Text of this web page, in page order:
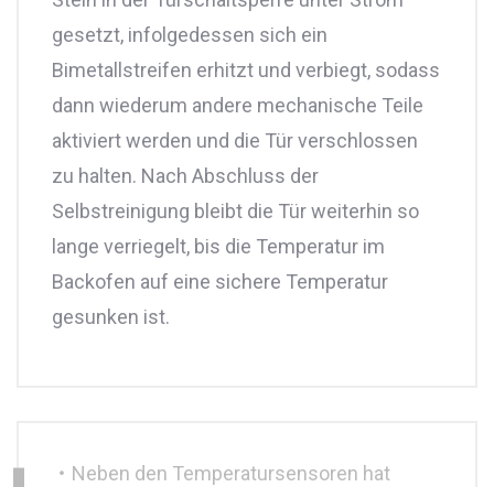
gesetzt, infolgedessen sich ein
Bimetallstreifen erhitzt und verbiegt, sodass
dann wiederum andere mechanische Teile
aktiviert werden und die Tür verschlossen
zu halten. Nach Abschluss der
Selbstreinigung bleibt die Tür weiterhin so
lange verriegelt, bis die Temperatur im
Backofen auf eine sichere Temperatur
gesunken ist.
‧Neben den Temperatursensoren hat